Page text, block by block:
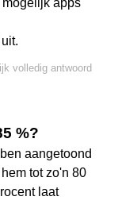
apps
volledig antwoord
%?
aangetoond
tot zo'n 80
laat